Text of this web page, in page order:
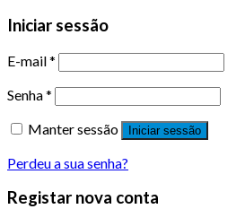
Iniciar sessão
E-mail*
Senha*
Manter sessão
Iniciar sessão
Perdeu a sua senha?
Registar nova conta